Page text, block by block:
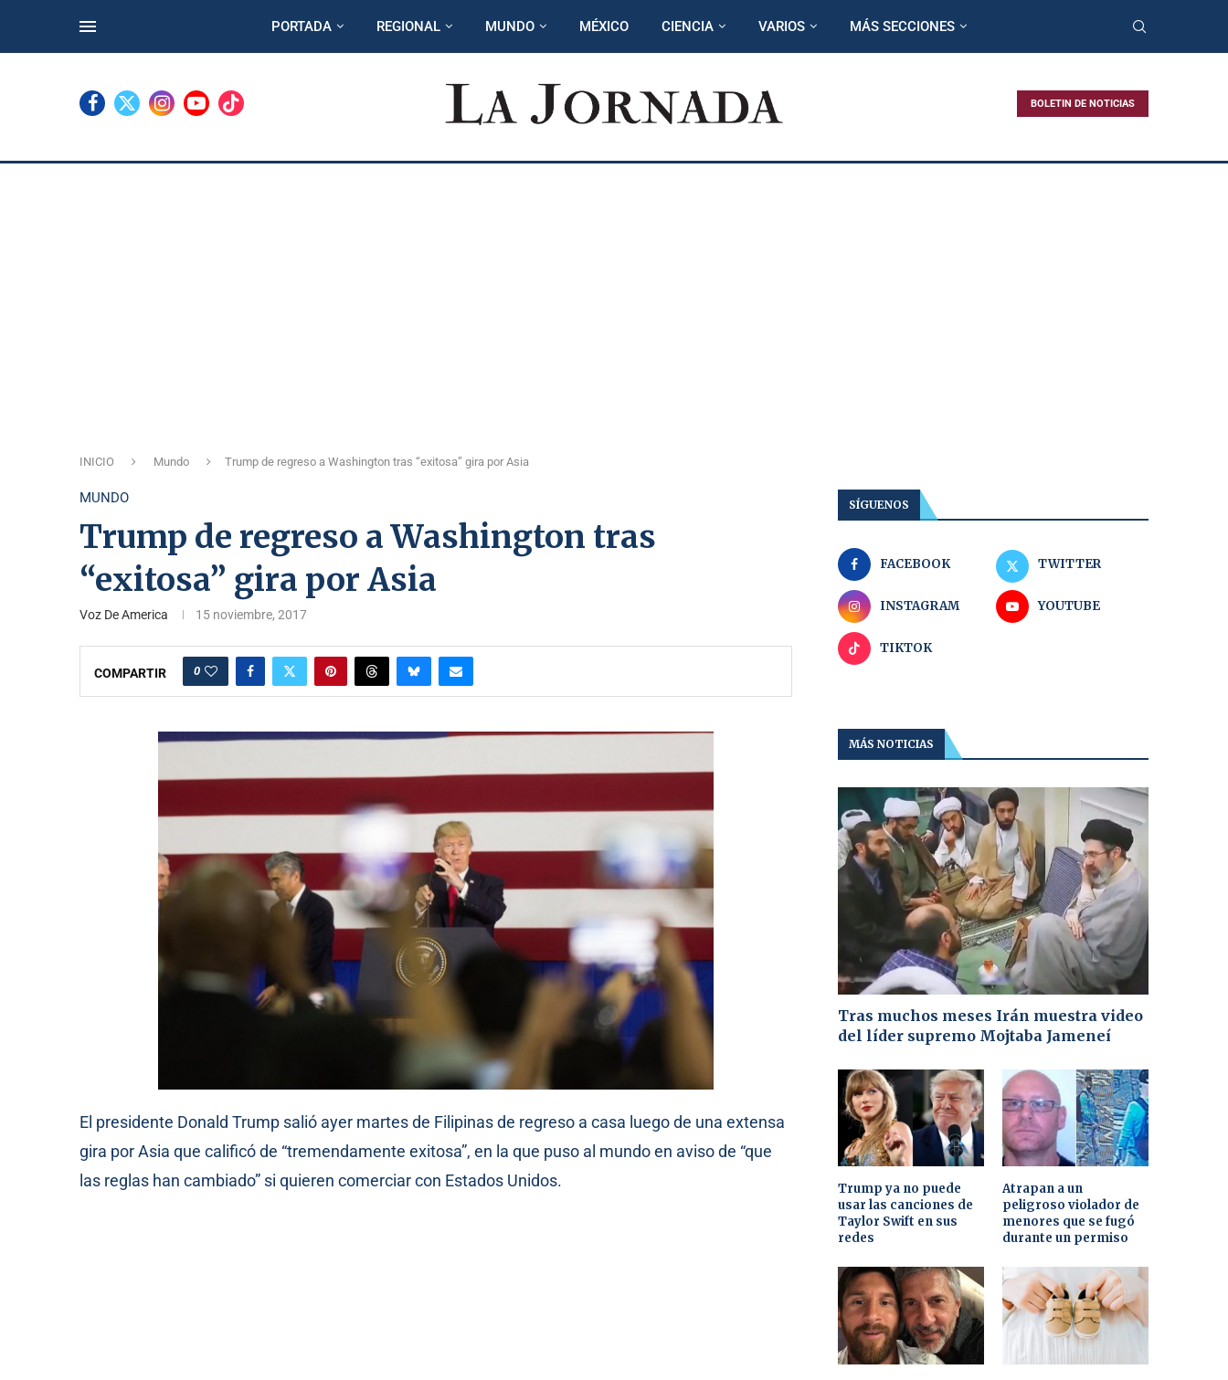
PORTADA REGIONAL MUNDO MÉXICO CIENCIA VARIOS MÁS SECCIONES
BOLETIN DE NOTICIAS
INICIO Mundo Trump de regreso a Washington tras “exitosa” gira por Asia
MUNDO
Trump de regreso a Washington tras
“exitosa” gira por Asia
Voz De America 15 noviembre, 2017
COMPARTIR 0
El presidente Donald Trump salió ayer martes de Filipinas de regreso a casa luego de una extensa
gira por Asia que calificó de “tremendamente exitosa”, en la que puso al mundo en aviso de “que
las reglas han cambiado” si quieren comerciar con Estados Unidos.
SÍGUENOS
FACEBOOK TWITTER
INSTAGRAM YOUTUBE
TIKTOK
MÁS NOTICIAS
Tras muchos meses Irán muestra video
del líder supremo Mojtaba Jameneí
Trump ya no puede
usar las canciones de
Taylor Swift en sus
redes
Atrapan a un
peligroso violador de
menores que se fugó
durante un permiso